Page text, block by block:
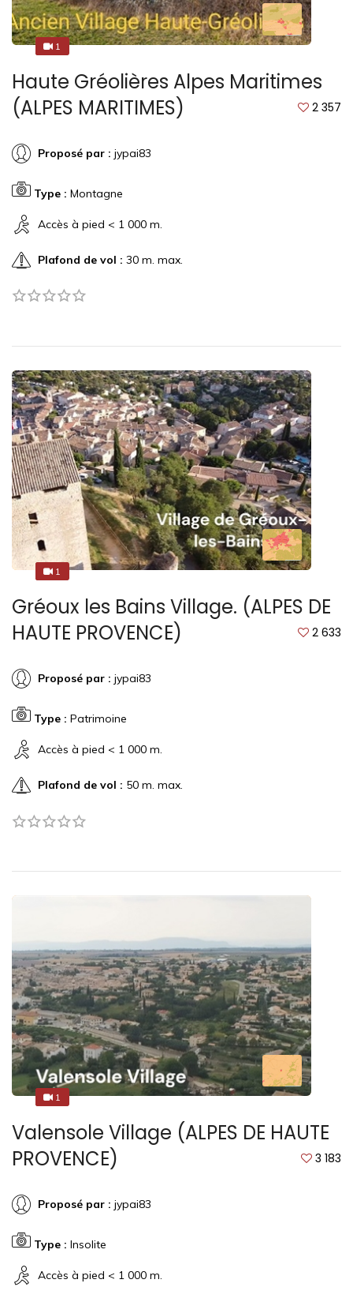
11
Haute Gréolières Alpes Maritimes
(ALPES MARITIMES)
2 357
Proposé par : jypai83
Type : Montagne
Accès à pied < 1 000 m.
Plafond de vol : 30 m. max.
1
1
Gréoux les Bains Village. (ALPES DE
HAUTE PROVENCE)
2 633
Proposé par : jypai83
Type : Patrimoine
Accès à pied < 1 000 m.
Plafond de vol : 50 m. max.
11
Valensole Village (ALPES DE HAUTE
PROVENCE)
3 183
Proposé par : jypai83
Type : Insolite
Accès à pied < 1 000 m.